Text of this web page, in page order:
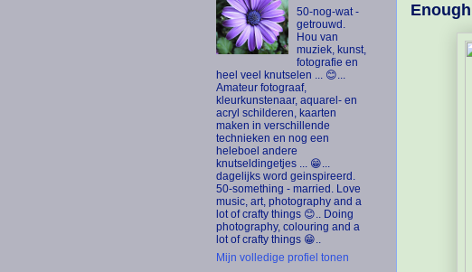
50-nog-wat -
getrouwd.
Hou van
muziek, kunst,
fotografie en
heel veel knutselen ... 😊...
Amateur fotograaf,
kleurkunstenaar, aquarel- en
acryl schilderen, kaarten
maken in verschillende
technieken en nog een
heleboel andere
knutseldingetjes ... 😁...
dagelijks word geinspireerd.
50-something - married. Love
music, art, photography and a
lot of crafty things 😊.. Doing
photography, colouring and a
lot of crafty things 😁..
Mijn volledige profiel tonen